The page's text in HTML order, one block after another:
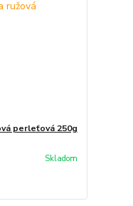
perleťová 250g
Skladom